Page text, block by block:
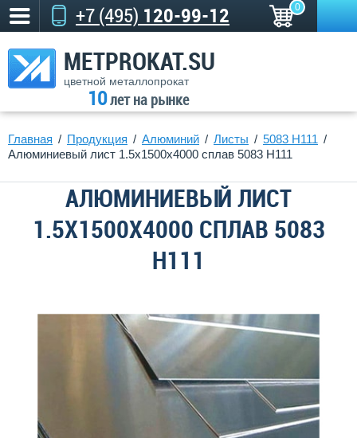
+7 (495) 120-99-12 0
METPROKAT.SU
цветной металлопрокат
10лет на рынке
Главная Продукция Алюминий Листы
5083 Н111
Алюминиевый лист 1.5х1500х4000 сплав 5083 H111
АЛЮМИНИЕВЫЙ ЛИСТ
1.5Х1500Х4000 СПЛАВ 5083
H111